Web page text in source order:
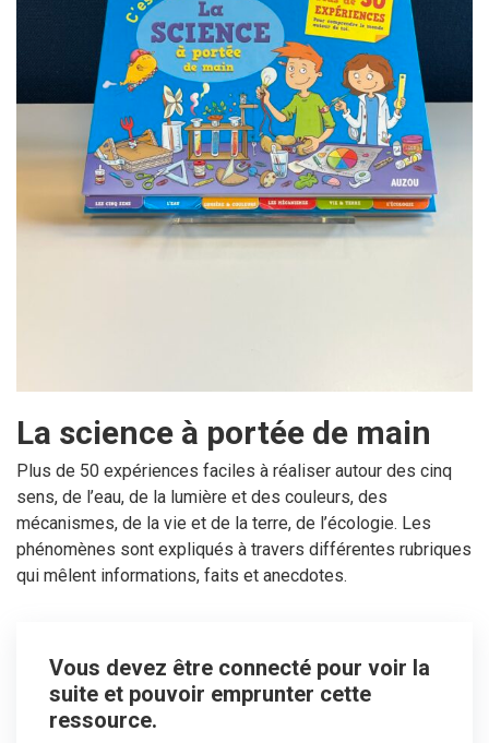
La science à portée de main
Plus de 50 expériences faciles à réaliser autour des cinq
sens, de l’eau, de la lumière et des couleurs, des
mécanismes, de la vie et de la terre, de l’écologie. Les
phénomènes sont expliqués à travers différentes rubriques
qui mêlent informations, faits et anecdotes.
Vous devez être connecté pour voir la
suite et pouvoir emprunter cette
ressource.